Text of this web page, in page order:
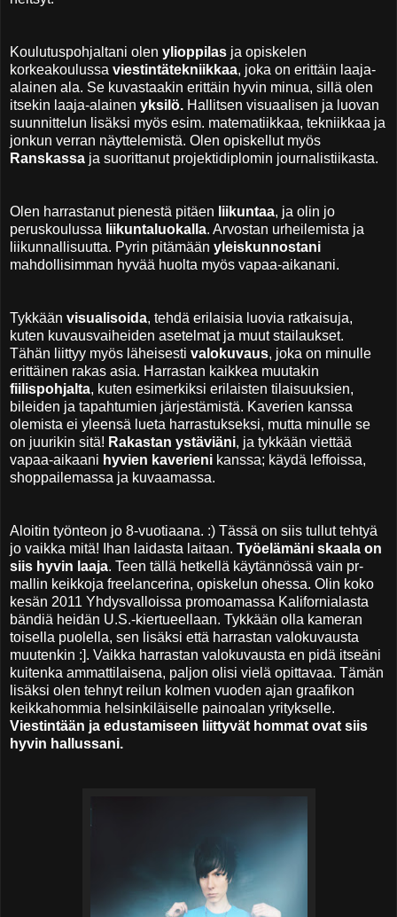
Koulutuspohjaltani olen ylioppilas ja opiskelen
korkeakoulussa viestintätekniikkaa, joka on erittäin laaja-
alainen ala. Se kuvastaakin erittäin hyvin minua, sillä olen
itsekin laaja-alainen yksilö. Hallitsen visuaalisen ja luovan
suunnittelun lisäksi myös esim. matematiikkaa, tekniikkaa ja
jonkun verran näyttelemistä. Olen opiskellut myös
Ranskassa ja suorittanut projektidiplomin journalistiikasta.
Olen harrastanut pienestä pitäen liikuntaa, ja olin jo
peruskoulussa liikuntaluokalla. Arvostan urheilemista ja
liikunnallisuutta. Pyrin pitämään yleiskunnostani
mahdollisimman hyvää huolta myös vapaa-aikanani.
Tykkään visualisoida, tehdä erilaisia luovia ratkaisuja,
kuten kuvausvaiheiden asetelmat ja muut stailaukset.
Tähän liittyy myös läheisesti valokuvaus, joka on minulle
erittäinen rakas asia. Harrastan kaikkea muutakin
fiilispohjalta, kuten esimerkiksi erilaisten tilaisuuksien,
bileiden ja tapahtumien järjestämistä. Kaverien kanssa
olemista ei yleensä lueta harrastukseksi, mutta minulle se
on juurikin sitä! Rakastan ystäviäni, ja tykkään viettää
vapaa-aikaani hyvien kaverieni kanssa; käydä leffoissa,
shoppailemassa ja kuvaamassa.
Aloitin työnteon jo 8-vuotiaana. :) Tässä on siis tullut tehtyä
jo vaikka mitä! Ihan laidasta laitaan. Työelämäni skaala on
siis hyvin laaja. Teen tällä hetkellä käytännössä vain pr-
mallin keikkoja freelancerina, opiskelun ohessa. Olin koko
kesän 2011 Yhdysvalloissa promoamassa Kalifornialasta
bändiä heidän U.S.-kiertueellaan. Tykkään olla kameran
toisella puolella, sen lisäksi että harrastan valokuvausta
muutenkin :]. Vaikka harrastan valokuvausta en pidä itseäni
kuitenka ammattilaisena, paljon olisi vielä opittavaa. Tämän
lisäksi olen tehnyt reilun kolmen vuoden ajan graafikon
keikkahommia helsinkiläiselle painoalan yritykselle.
Viestintään ja edustamiseen liittyvät hommat ovat siis
hyvin hallussani.